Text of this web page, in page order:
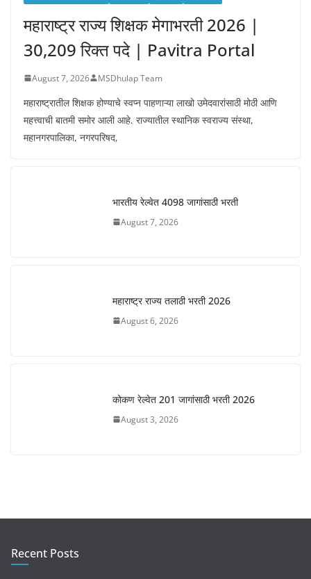
महाराष्ट्र राज्य शिक्षक मेगाभरती 2026 |
30,209 रिक्त पदे | Pavitra Portal
August 7, 2026 MSDhulap Team
महाराष्ट्रातील शिक्षक होण्याचे स्वप्न पाहणाऱ्या लाखो उमेदवारांसाठी मोठी आणि
महत्त्वाची बातमी समोर आली आहे. राज्यातील स्थानिक स्वराज्य संस्था,
महानगरपालिका, नगरपरिषद,
भारतीय रेल्वेत 4098 जागांसाठी भरती
August 7, 2026
महाराष्ट्र राज्य तलाठी भरती 2026
August 6, 2026
कोकण रेल्वेत 201 जागांसाठी भरती 2026
August 3, 2026
Recent Posts